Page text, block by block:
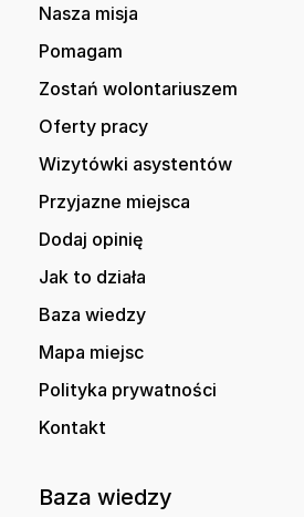
Nasza misja
Pomagam
Zostań wolontariuszem
Oferty pracy
Wizytówki asystentów
Przyjazne miejsca
Dodaj opinię
Jak to działa
Baza wiedzy
Mapa miejsc
Polityka prywatności
Kontakt
Baza wiedzy